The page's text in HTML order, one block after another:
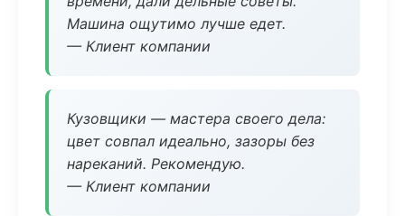
Машина ощутимо лучше едет.
— Клиент компании
Кузовщики — мастера своего дела:
цвет совпал идеально, зазоры без
нареканий. Рекомендую.
— Клиент компании